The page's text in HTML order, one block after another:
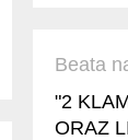
Beata
"2
ORAZ